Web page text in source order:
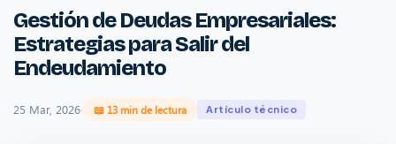
Gestión de Deudas Empresariales:
Estrategias para Salir del
Endeudamiento
25 Mar, 2026· 📖 13 min de lectura Artículo técnico